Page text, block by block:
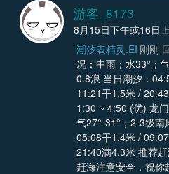
游客_8173
8月15日下午或16日
潮汐表精灵.EI 刚刚
况：中雨；水33°；
0.8浪 当日潮汐：
11:21干1.5米 /
1:30 ~ 4:50 (优) 龙门[2026-8-16] 天气情况：阴；
气27°-31°；2-3级南
05:08干1.4米 /
21:40满4.3米 推荐
赶海注意安全，祝你